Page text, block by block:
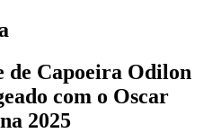
de Capoeira Odilon
com o Oscar
2025